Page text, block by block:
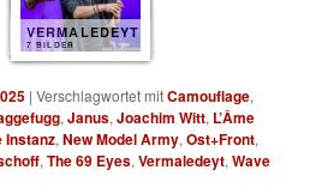
VERMALEDEYT
7 BILDER
|Verschlagwortet mitCamouflage,
,Janus,Joachim Witt, L’Âme
Instanz,New Model Army,Ost+Front,
,The 69 Eyes,Vermaledeyt,Wave